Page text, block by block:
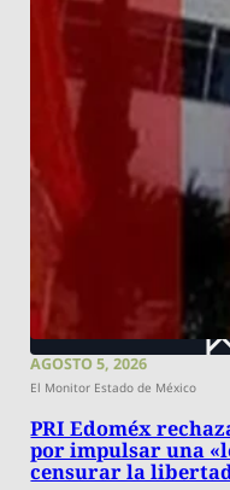
AGOSTO 5, 2026
El Monitor Estado de México
PRI Edoméx
por impulsar una
censurar la